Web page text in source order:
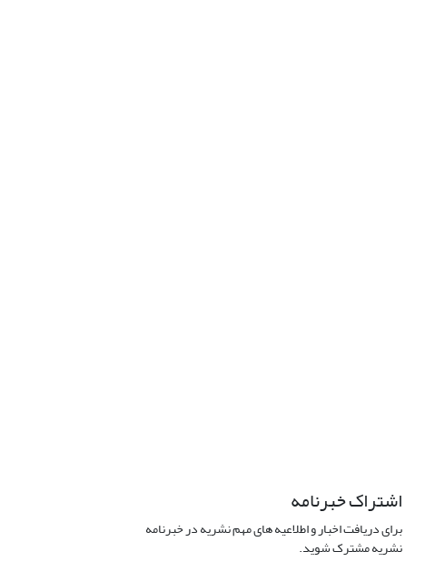
اشتراک خبرنامه
برای دریافت اخبار و اطلاعیه های مهم نشریه در خبرنامه
نشریه مشترک شوید.